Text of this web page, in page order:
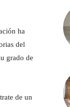
ha
del
grado de
de un